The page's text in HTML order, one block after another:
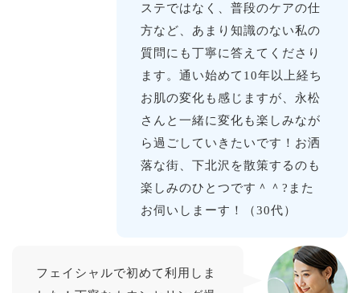
ステではなく、普段のケアの仕
方など、あまり知識のない私の
質問にも丁寧に答えてくださり
ます。通い始めて10年以上経ち
お肌の変化も感じますが、永松
さんと一緒に変化も楽しみなが
ら過ごしていきたいです！お洒
落な街、下北沢を散策するのも
楽しみのひとつです＾＾?また
お伺いしまーす！（30代）
フェイシャルで初めて利用しま